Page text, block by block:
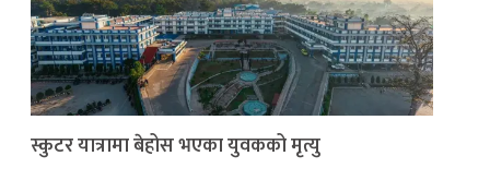
स्कुटर यात्रामा बेहोस भएका युवकको मृत्यु